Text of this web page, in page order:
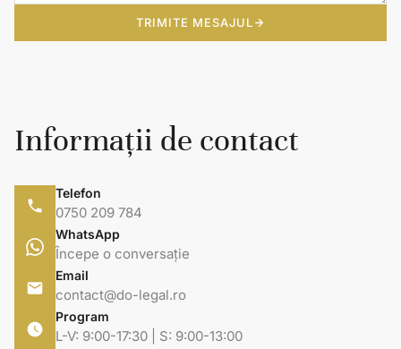
TRIMITE MESAJUL
Informații de contact
Telefon
0750 209 784
WhatsApp
Începe o conversație
Email
contact@do-legal.ro
Program
L-V: 9:00-17:30 | S: 9:00-13:00